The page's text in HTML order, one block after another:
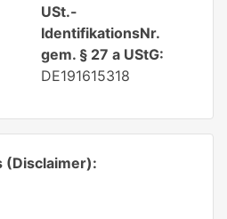
USt.-
IdentifikationsNr.
gem. § 27 a UStG:
DE191615318
(Disclaimer):